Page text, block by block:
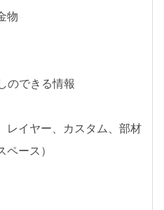
物
のできる情報
レイヤー、カスタム、部材
ース）